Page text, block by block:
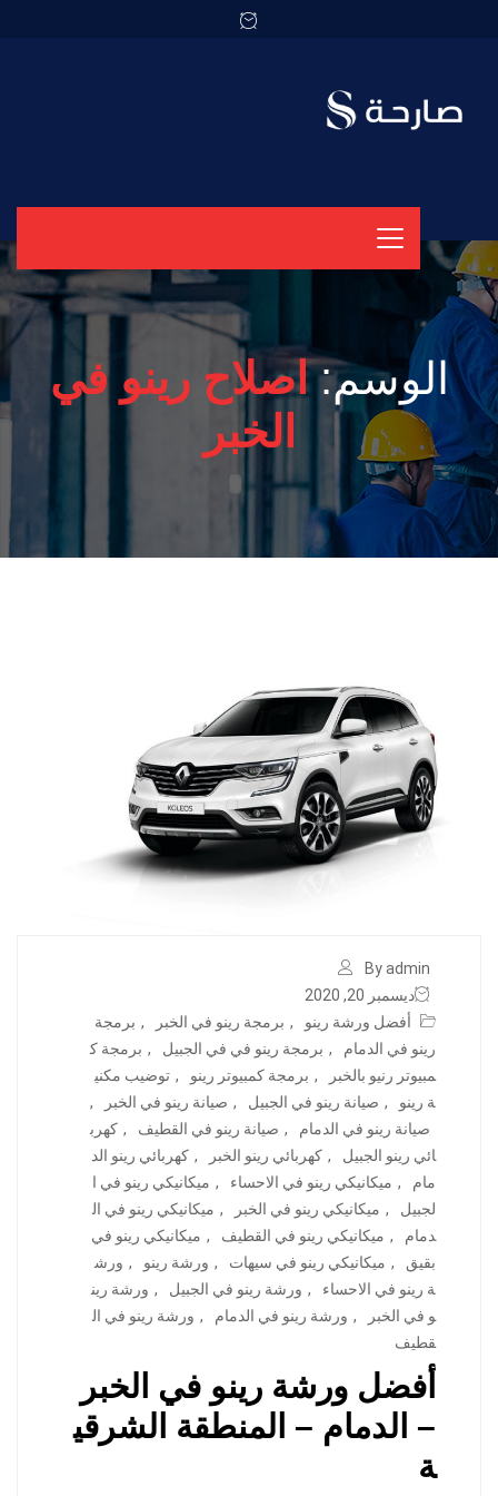
الوسم:اصلاح رينو في
الخبر
By admin
ديسمبر 20, 2020
أفضل ورشة رينو
, برمجة رينو في الخبر , برمجة
رينو في الدمام
, برمجة رينو في في الجبيل , برمجة ك
مبيوتر رنيو بالخبر
, برمجة كمبيوتر رينو , توضيب مكني
ة رينو
, صيانة رينو في الجبيل , صيانة رينو في الخبر
,
صيانة رينو في الدمام
, صيانة رينو في القطيف , كهرب
ائي رينو الجبيل
, كهربائي رينو الخبر , كهربائي رينو الد
مام
, ميكانيكي رينو في الاحساء , ميكانيكي رينو في ا
لجبيل
, ميكانيكي رينو في الخبر , ميكانيكي رينو في ال
دمام
, ميكانيكي رينو في القطيف , ميكانيكي رينو في
بقيق
, ميكانيكي رينو في سيهات , ورشة رينو , ورش
ة رينو في الاحساء
, ورشة رينو في الجبيل , ورشة رين
و في الخبر
, ورشة رينو في الدمام , ورشة رينو في ال
قطيف
أفضل ورشة رينو في الخبر
– الدمام – المنطقة الشرقي
ة